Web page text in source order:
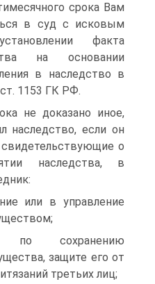
срока Вам
в суд с исковым
факта
на основании
в наследство в
1153 ГК РФ.
не доказано иное,
наследство, если он
о
наследства, в
или в управление
сохранению
защите его от
третьих лиц;